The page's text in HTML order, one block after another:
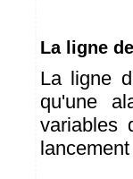
La ligne
La ligne
qu'une
variables